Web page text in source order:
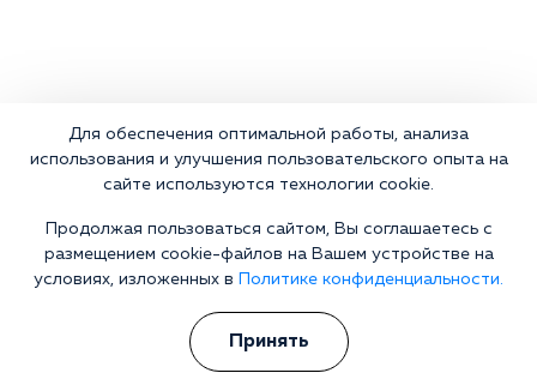
Что делать сейчас?
Мы знаем всю глубину проблемы и знаем, как Вам помочь.
Для обеспечения оптимальной работы, анализа
использования и улучшения пользовательского опыта на
сайте используются технологии cookie.
Продолжая пользоваться сайтом, Вы соглашаетесь с
размещением cookie-файлов на Вашем устройстве на
условиях, изложенных в
Политике конфиденциальности.
Принять